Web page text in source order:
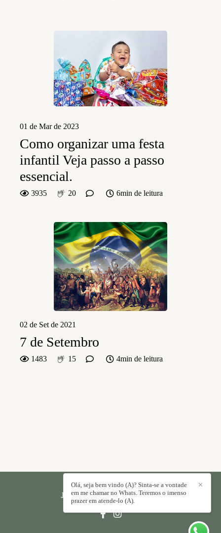
01 de Mar de 2023
Como organizar uma festa
infantil Veja passo a passo
essencial.
3935 20 6min de leitura
02 de Set de 2021
7 de Setembro
1483 15 4min de leitura
JORGE PAULO /CONTATO
✕
Olá, seja bem vindo (A)? Sinta-se a vontade
em me chamar no Whats. Teremos o imenso
prazer em atende-lo (A).